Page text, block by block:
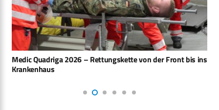
Medic Quadriga 2026 – Rettungskette von der Front bis ins
Krankenhaus